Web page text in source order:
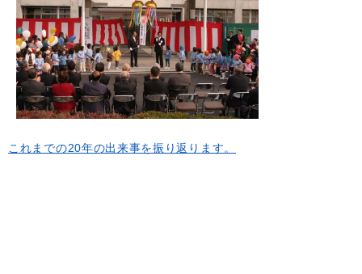
これまでの20年の出来事を振り返ります。